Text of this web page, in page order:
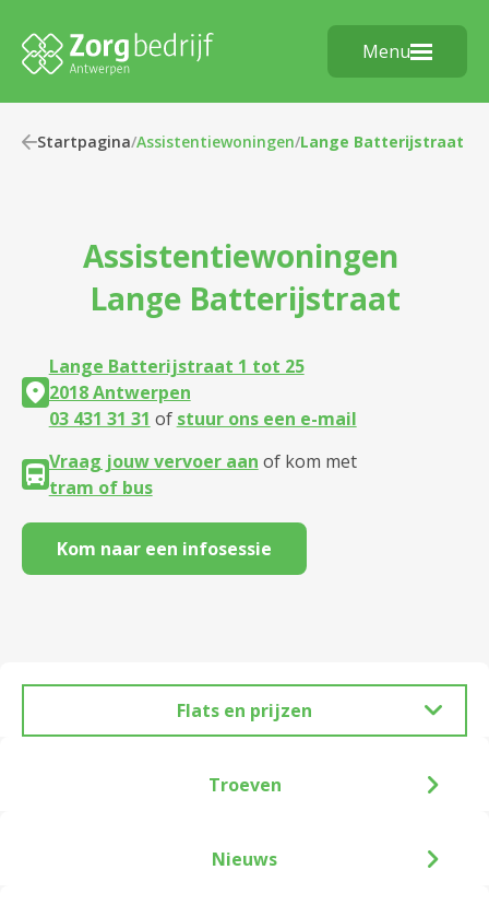
Menu
Startpagina/Assistentiewoningen/Lange Batterijstraat
Assistentiewoningen
Lange Batterijstraat
Lange Batterijstraat 1 tot 25
2018 Antwerpen
03 431 31 31 of stuur ons een e-mail
Vraag jouw vervoer aan of kom met
tram of bus
Kom naar een infosessie
Flats en prijzen
Troeven
Nieuws